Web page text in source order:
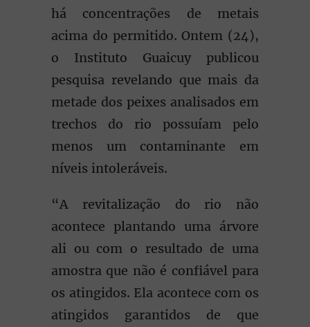
há concentrações de metais
acima do permitido. Ontem (24),
o Instituto Guaicuy publicou
pesquisa revelando que mais da
metade dos peixes analisados em
trechos do rio possuíam pelo
menos um contaminante em
níveis intoleráveis.
“A revitalização do rio não
acontece plantando uma árvore
ali ou com o resultado de uma
amostra que não é confiável para
os atingidos. Ela acontece com os
atingidos garantidos de que